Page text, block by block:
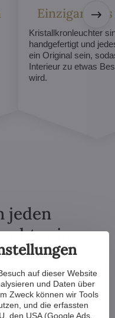
Kristallkronleuchter
handgefertigt und
ein Original sein,
Interieur zu etwas
wird.
jeden
in
individuell
auf dieser Website
und Daten über
Zweck können wir Tools
und die erfassten
den USA (Google Ads,